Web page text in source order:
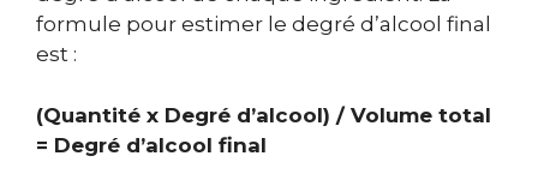
formule pour estimer le degré d’alcool final
est :
(Quantité x Degré d’alcool) / Volume total
= Degré d’alcool final